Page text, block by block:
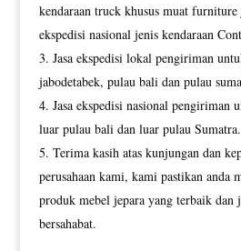
kendaraan truck khusus muat furniture
ekspedisi nasional jenis kendaraan
Jasa ekspedisi lokal pengiriman
jabodetabek, pulau bali dan pulau
Jasa ekspedisi nasional pengiriman
luar pulau bali dan luar pulau Sumatra.
Terima kasih atas kunjungan dan
perusahaan kami, kami pastikan anda
produk mebel jepara yang terbaik dan
bersahabat.